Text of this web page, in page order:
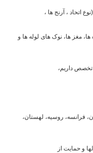
اتحاد ، آرنج ها ،
مغز ها، نوک های لوله ها و
تخصص داریم،
به آلمان، فرانسه، روسیه، لهستان،
و حمایت از